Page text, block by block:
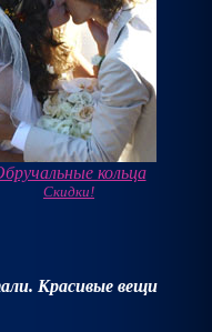
кольца
Скидки!
Красивые вещи